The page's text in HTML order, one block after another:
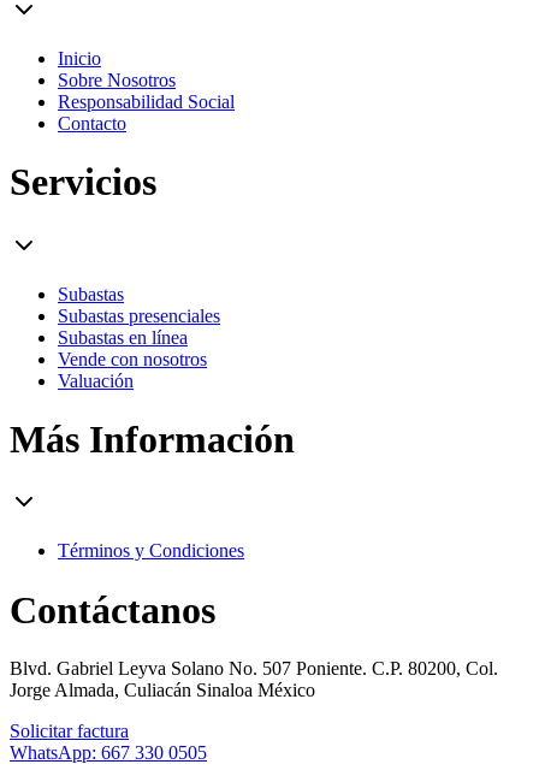
Inicio
Sobre Nosotros
Responsabilidad Social
Contacto
Servicios
Subastas
Subastas presenciales
Subastas en línea
Vende con nosotros
Valuación
Más Información
Términos y Condiciones
Contáctanos
Blvd. Gabriel Leyva Solano No. 507 Poniente. C.P. 80200, Col.
Jorge Almada, Culiacán Sinaloa México
Solicitar factura
WhatsApp: 667 330 0505